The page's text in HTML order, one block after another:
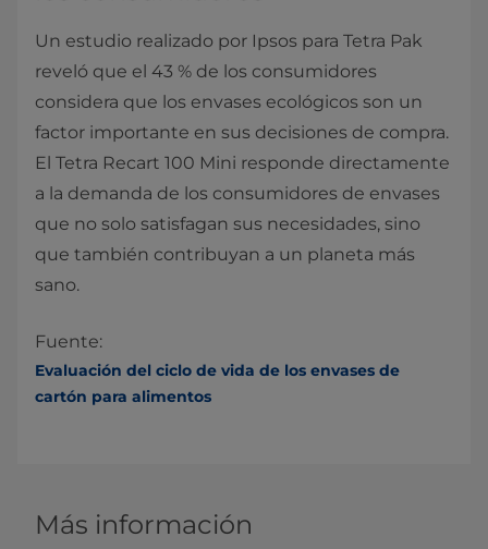
Un estudio realizado por Ipsos para Tetra Pak
reveló que el 43 % de los consumidores
considera que los envases ecológicos son un
factor importante en sus decisiones de compra.
El Tetra Recart 100 Mini responde directamente
a la demanda de los consumidores de envases
que no solo satisfagan sus necesidades, sino
que también contribuyan a un planeta más
sano.
Fuente:
Evaluación del ciclo de vida de los envases de
cartón para alimentos
Más información